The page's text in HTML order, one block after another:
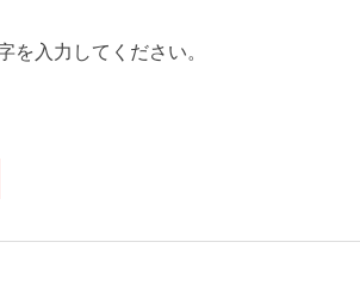
を入力してください。